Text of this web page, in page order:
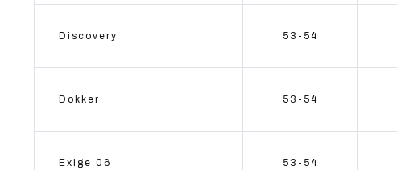
Discovery 53-54
Dokker 53-54
Exige 06 53-54